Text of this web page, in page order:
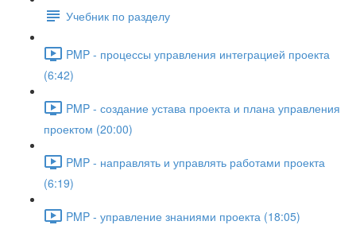
Учебник по разделу
PMP - процессы управления интеграцией проекта
(6:42)
PMP - создание устава проекта и плана управления
проектом (20:00)
PMP - направлять и управлять работами проекта
(6:19)
PMP - управление знаниями проекта (18:05)